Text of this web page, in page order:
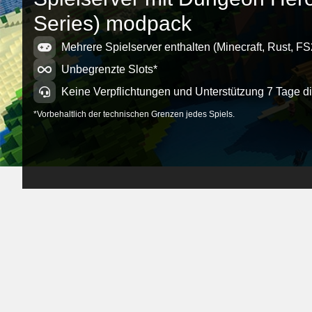
Series) modpack
Mehrere Spielserver enthalten (Minecraft, Rust,
Unbegrenzte Slots*
Keine Verpflichtungen und Unterstützung 7 Tage
*Vorbehaltlich der technischen Grenzen jedes Spiels.